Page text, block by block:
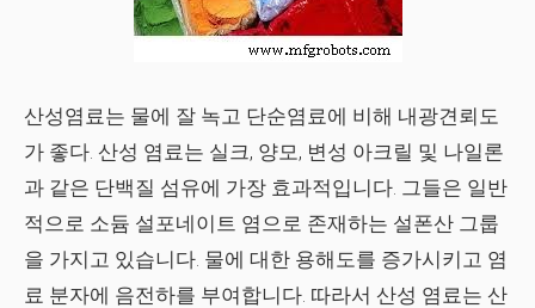
산성염료는 물에 잘 녹고 단순염료에 비해 내광견뢰도
가 좋다. 산성 염료는 실크, 양모, 변성 아크릴 및 나일론
과 같은 단백질 섬유에 가장 효과적입니다. 그들은 일반
적으로 소듐 설포네이트 염으로 존재하는 설폰산 그룹
을 가지고 있습니다. 물에 대한 용해도를 증가시키고 염
료 분자에 음전하를 부여합니다. 따라서 산성 염료는 산